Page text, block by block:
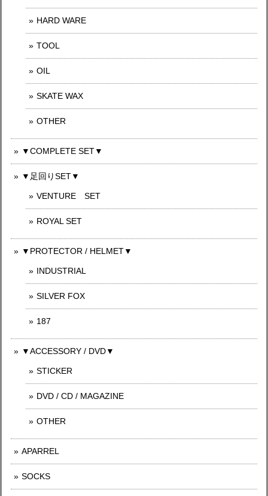
HARD WARE
TOOL
OIL
SKATE WAX
OTHER
▼COMPLETE SET▼
▼足回りSET▼
VENTURE SET
ROYAL SET
▼PROTECTOR / HELMET▼
INDUSTRIAL
SILVER FOX
187
▼ACCESSORY / DVD▼
STICKER
DVD / CD / MAGAZINE
OTHER
APARREL
SOCKS